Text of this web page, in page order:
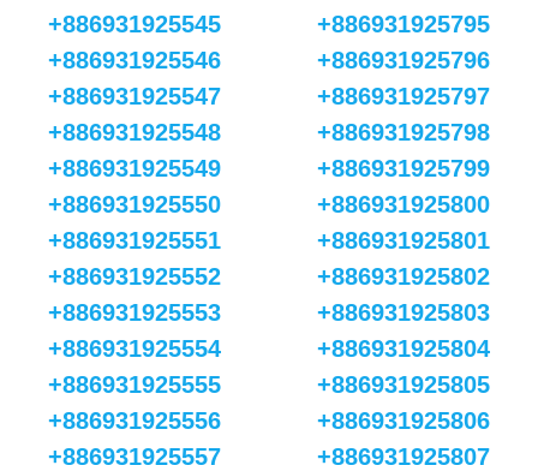
+886931925545
+886931925546
+886931925547
+886931925548
+886931925549
+886931925550
+886931925551
+886931925552
+886931925553
+886931925554
+886931925555
+886931925556
+886931925557
+886931925795
+886931925796
+886931925797
+886931925798
+886931925799
+886931925800
+886931925801
+886931925802
+886931925803
+886931925804
+886931925805
+886931925806
+886931925807